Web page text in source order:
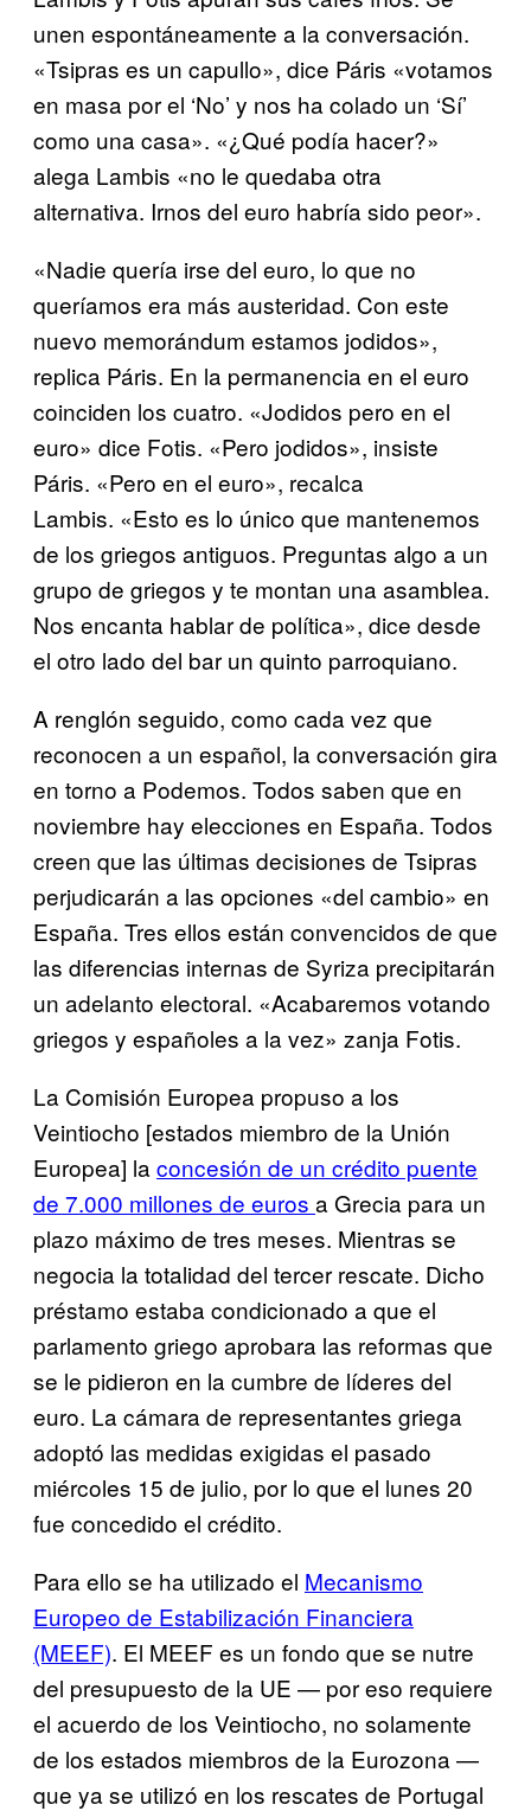
unen espontáneamente a la conversación.
«Tsipras es un capullo», dice Páris «votamos
en masa por el ‘No’ y nos ha colado un ‘Sí’
como una casa». «¿Qué podía hacer?»
alega Lambis «no le quedaba otra
alternativa. Irnos del euro habría sido peor».
«Nadie quería irse del euro, lo que no
queríamos era más austeridad. Con este
nuevo memorándum estamos jodidos»,
replica Páris. En la permanencia en el euro
coinciden los cuatro. «Jodidos pero en el
euro» dice Fotis. «Pero jodidos», insiste
Páris. «Pero en el euro», recalca
Lambis. «Esto es lo único que mantenemos
de los griegos antiguos. Preguntas algo a un
grupo de griegos y te montan una asamblea.
Nos encanta hablar de política», dice desde
el otro lado del bar un quinto parroquiano.
A renglón seguido, como cada vez que
reconocen a un español, la conversación gira
en torno a Podemos. Todos saben que en
noviembre hay elecciones en España. Todos
creen que las últimas decisiones de Tsipras
perjudicarán a las opciones «del cambio» en
España. Tres ellos están convencidos de que
las diferencias internas de Syriza precipitarán
un adelanto electoral. «Acabaremos votando
griegos y españoles a la vez» zanja Fotis.
La Comisión Europea propuso a los
Veintiocho [estados miembro de la Unión
Europea] la concesión de un crédito puente
de 7.000 millones de euros a Grecia para un
plazo máximo de tres meses. Mientras se
negocia la totalidad del tercer rescate. Dicho
préstamo estaba condicionado a que el
parlamento griego aprobara las reformas que
se le pidieron en la cumbre de líderes del
euro. La cámara de representantes griega
adoptó las medidas exigidas el pasado
miércoles 15 de julio, por lo que el lunes 20
fue concedido el crédito.
Para ello se ha utilizado el Mecanismo
Europeo de Estabilización Financiera
(MEEF). El MEEF es un fondo que se nutre
del presupuesto de la UE — por eso requiere
el acuerdo de los Veintiocho, no solamente
de los estados miembros de la Eurozona —
que ya se utilizó en los rescates de Portugal